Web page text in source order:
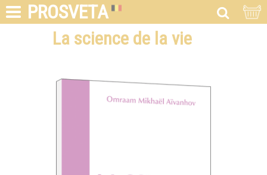
PROSVETA
La science de la vie